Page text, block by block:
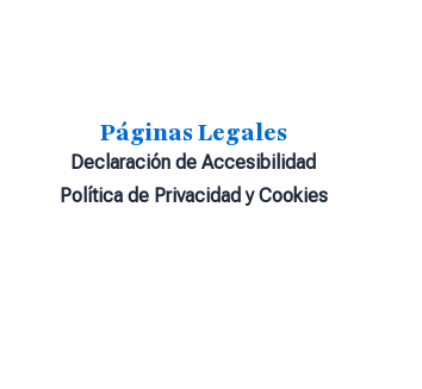
Páginas Legales
Declaración de Accesibilidad
Política de Privacidad y Cookies